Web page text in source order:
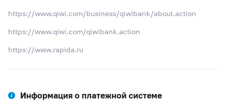
https://www.qiwi.com/business/qiwibank/about.action
https://www.qiwi.com/qiwibank.action
https://www.rapida.ru
Информация о платежной системе